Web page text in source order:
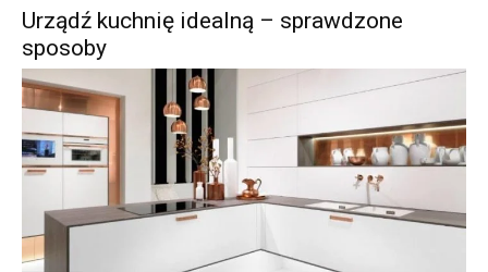
Urządź kuchnię idealną – sprawdzone
sposoby